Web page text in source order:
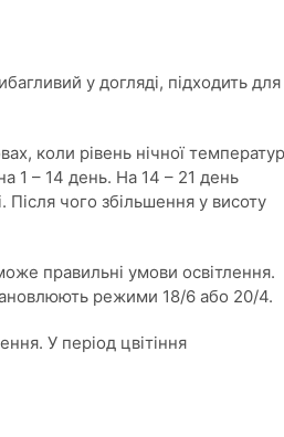
у догляді, підходить для
коли рівень нічної
1 – 14 день. На 14 – 21 день
Після чого збільшення у висоту
правильні умови освітлення.
режими 18/6 або 20/4.
У період цвітіння